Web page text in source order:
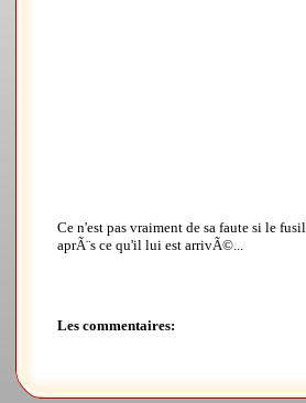
Ce n'est pas vraiment de sa faute si le
aprÃ¨s ce qu'il lui est arrivÃ©...
Les commentaires: